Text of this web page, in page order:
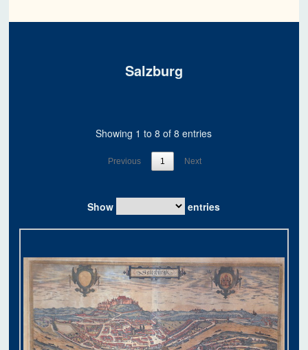
Salzburg
Show entries
Showing 1 to 8 of 8 entries
Previous 1 Next